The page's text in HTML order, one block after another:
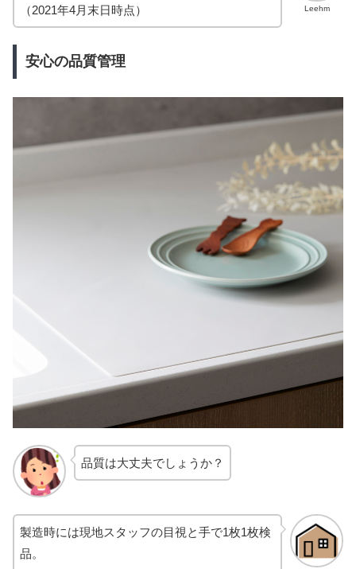
Leehm
（2021年4月末日時点）
安心の品質管理
品質は大丈夫でしょうか？
製造時には現地スタッフの目視と手で1枚1枚検
品。